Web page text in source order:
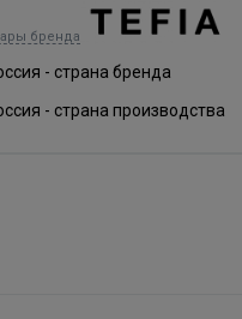
бренда
- страна бренда
- страна производства